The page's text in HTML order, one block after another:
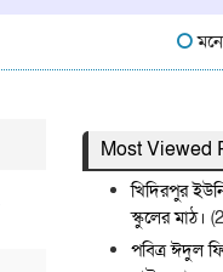
Most Viewed
খিদিরপুর
স্কুলের মাঠ।
পবিত্র ঈদুল